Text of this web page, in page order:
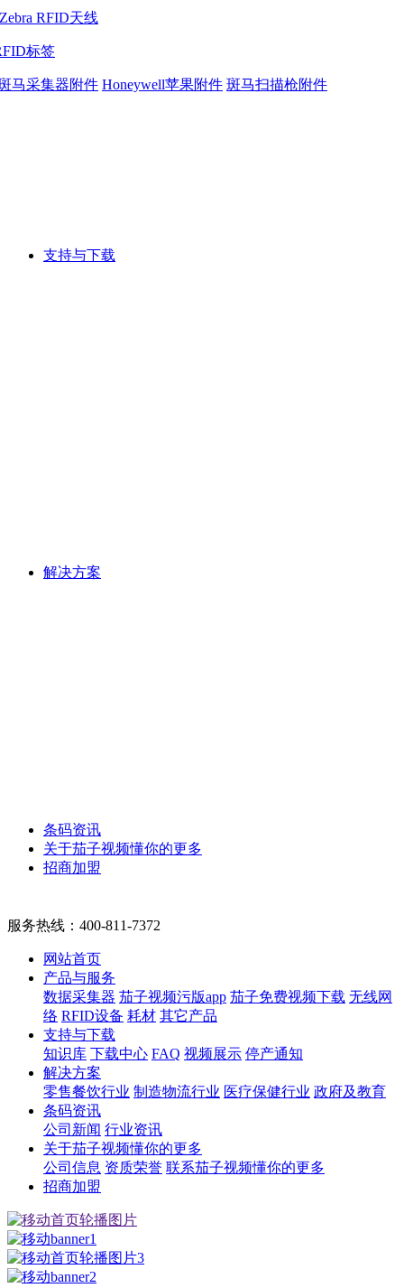
Zebra RFID天线
标签
马采集器附件 Honeywell苹果附件 斑马扫描枪附件
支持与下载
解决方案
条码资讯
关于茄子视频懂你的更多
招商加盟
服务热线： 400-811-7372
网站首页
产品与服务
数据采集器 茄子视频污版app 茄子免费视频下载 无线网
络 RFID设备 耗材 其它产品
支持与下载
知识库 下载中心 FAQ 视频展示 停产通知
解决方案
零售餐饮行业 制造物流行业 医疗保健行业 政府及教育
条码资讯
公司新闻 行业资讯
关于茄子视频懂你的更多
公司信息 资质荣誉 联系茄子视频懂你的更多
招商加盟